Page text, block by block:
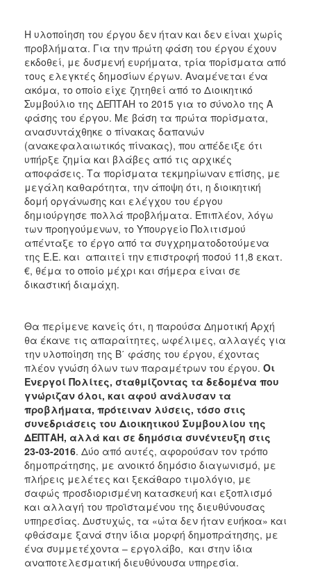
Η υλοποίηση του έργου δεν ήταν και δεν είναι χωρίς
προβλήματα. Για την πρώτη φάση του έργου έχουν
εκδοθεί, με δυσμενή ευρήματα, τρία πορίσματα από
τους ελεγκτές δημοσίων έργων. Αναμένεται ένα
ακόμα, το οποίο είχε ζητηθεί από το Διοικητικό
Συμβούλιο της ΔΕΠΤΑΗ το 2015 για το σύνολο της Α
φάσης του έργου. Με βάση τα πρώτα πορίσματα,
ανασυντάχθηκε ο πίνακας δαπανών
(ανακεφαλαιωτικός πίνακας), που απέδειξε ότι
υπήρξε ζημία και βλάβες από τις αρχικές
αποφάσεις. Τα πορίσματα τεκμηρίωναν επίσης, με
μεγάλη καθαρότητα, την άποψη ότι, η διοικητική
δομή οργάνωσης και ελέγχου του έργου
δημιούργησε πολλά προβλήματα. Επιπλέον, λόγω
των προηγούμενων, το Υπουργείο Πολιτισμού
απένταξε το έργο από τα συγχρηματοδοτούμενα
της Ε.Ε. και απαιτεί την επιστροφή ποσού 11,8 εκατ.
€, θέμα το οποίο μέχρι και σήμερα είναι σε
δικαστική διαμάχη.
Θα περίμενε κανείς ότι, η παρούσα Δημοτική Αρχή
θα έκανε τις απαραίτητες, ωφέλιμες, αλλαγές για
την υλοποίηση της Β΄ φάσης του έργου, έχοντας
πλέον γνώση όλων των παραμέτρων του έργου. Οι
Ενεργοί Πολίτες, σταθμίζοντας τα δεδομένα που
γνώριζαν όλοι, και αφού ανάλυσαν τα
προβλήματα, πρότειναν λύσεις, τόσο στις
συνεδριάσεις του Διοικητικού Συμβουλίου της
ΔΕΠΤΑΗ, αλλά και σε δημόσια συνέντευξη στις
23-03-2016. Δύο από αυτές, αφορούσαν τον τρόπο
δημοπράτησης, με ανοικτό δημόσιο διαγωνισμό, με
πλήρεις μελέτες και ξεκάθαρο τιμολόγιο, με
σαφώς προσδιορισμένη κατασκευή και εξοπλισμό
και αλλαγή του προϊσταμένου της διευθύνουσας
υπηρεσίας. Δυστυχώς, τα «ώτα δεν ήταν ευήκοα» και
φθάσαμε ξανά στην ίδια μορφή δημοπράτησης, με
ένα συμμετέχοντα – εργολάβο, και στην ίδια
αναποτελεσματική διευθύνουσα υπηρεσία.